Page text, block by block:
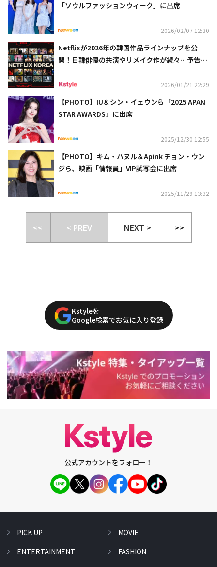
「ソウルファッションウィーク」に出席
2026/02/07 12:30
Netflixが2026年の韓国作品ラインナップを公
開！日韓俳優の共演やリメイク作が続々…予告映
2026/01/21 22:29
【PHOTO】IU＆シン・イェウンら「2025 APAN
STAR AWARDS」に出席
2025/12/30 12:55
【PHOTO】キム・ハヌル＆Apink チョン・ウン
ジら、映画「情報員」VIP試写会に出席
2025/11/29 13:32
<< < PREV NEXT > >>
Kstyleを
Google検索でお気に入り登録
公式アカウントをフォロー！
PICK UP
ENTERTAINMENT
MOVIE
FASHION